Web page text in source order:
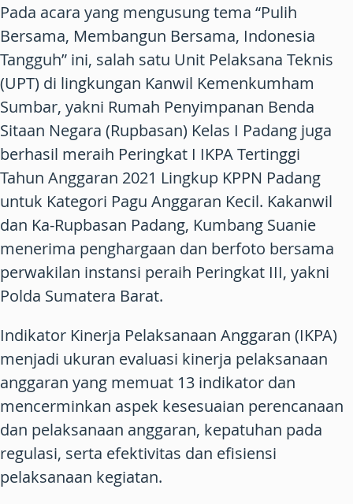
Pada acara yang mengusung tema “Pulih
Bersama, Membangun Bersama, Indonesia
Tangguh” ini, salah satu Unit Pelaksana Teknis
(UPT) di lingkungan Kanwil Kemenkumham
Sumbar, yakni Rumah Penyimpanan Benda
Sitaan Negara (Rupbasan) Kelas I Padang juga
berhasil meraih Peringkat I IKPA Tertinggi
Tahun Anggaran 2021 Lingkup KPPN Padang
untuk Kategori Pagu Anggaran Kecil. Kakanwil
dan Ka-Rupbasan Padang, Kumbang Suanie
menerima penghargaan dan berfoto bersama
perwakilan instansi peraih Peringkat III, yakni
Polda Sumatera Barat.
Indikator Kinerja Pelaksanaan Anggaran (IKPA)
menjadi ukuran evaluasi kinerja pelaksanaan
anggaran yang memuat 13 indikator dan
mencerminkan aspek kesesuaian perencanaan
dan pelaksanaan anggaran, kepatuhan pada
regulasi, serta efektivitas dan efisiensi
pelaksanaan kegiatan.